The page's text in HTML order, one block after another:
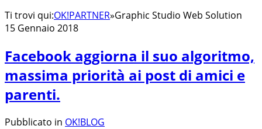
Ti trovi qui:OK!PARTNER»Graphic Studio Web Solution
15 Gennaio 2018
Facebook aggiorna il suo algoritmo,
massima priorità ai post di amici e
parenti.
Pubblicato in OK!BLOG